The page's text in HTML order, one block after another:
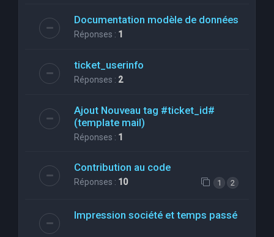
Documentation modèle de données
Réponses : 1
ticket_userinfo
Réponses : 2
Ajout Nouveau tag #ticket_id#
(template mail)
Réponses : 1
Contribution au code
Réponses : 10 1 2
Impression société et temps passé